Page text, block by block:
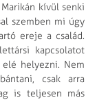
kívül senki
szemben mi úgy
ereje a család.
kapcsolatot
helyezni. Nem
csak arra
is teljesen más